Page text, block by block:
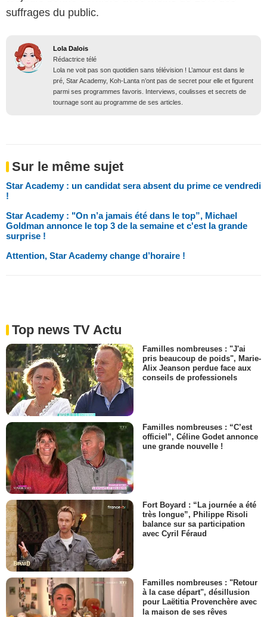
suffrages du public.
Lola Dalois
Rédactrice télé
Lola ne voit pas son quotidien sans télévision ! L’amour est dans le
pré, Star Academy, Koh-Lanta n’ont pas de secret pour elle et figurent
parmi ses programmes favoris. Interviews, coulisses et secrets de
tournage sont au programme de ses articles.
Sur le même sujet
Star Academy : un candidat sera absent du prime ce vendredi
!
Star Academy : "On n’a jamais été dans le top”, Michael
Goldman annonce le top 3 de la semaine et c'est la grande
surprise !
Attention, Star Academy change d’horaire !
Top news TV Actu
Familles nombreuses : "J'ai
pris beaucoup de poids", Marie-
Alix Jeanson perdue face aux
conseils de professionels
Familles nombreuses : “C’est
officiel”, Céline Godet annonce
une grande nouvelle !
Fort Boyard : “La journée a été
très longue”, Philippe Risoli
balance sur sa participation
avec Cyril Féraud
Familles nombreuses : "Retour
à la case départ", désillusion
pour Laëtitia Provenchère avec
la maison de ses rêves